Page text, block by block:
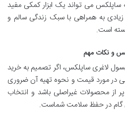
می تواند یک ابزار کمکی مفید
به همراهی با سبک زندگی سالم و
است.
و نکات مهم
لاغری ساپلکس، اگر تصمیم به خرید
در مورد قیمت و نحوه تهیه آن ضروری
از محصولات غیراصلی باشد و انتخاب
گام در حفظ سلامت شماست.